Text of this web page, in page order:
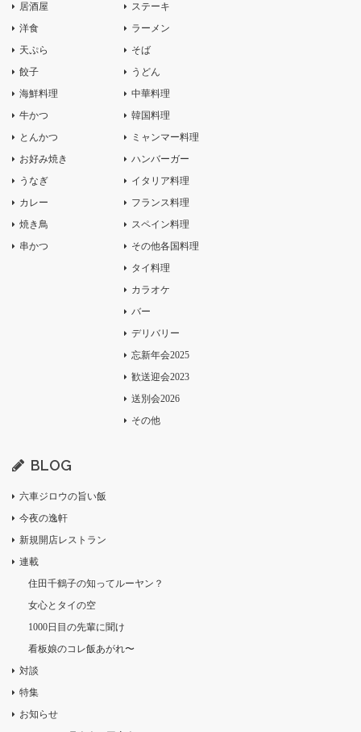
居酒屋
洋食
天ぷら
餃子
海鮮料理
牛かつ
とんかつ
お好み焼き
うなぎ
カレー
焼き鳥
串かつ
ステーキ
ラーメン
そば
うどん
中華料理
韓国料理
ミャンマー料理
ハンバーガー
イタリア料理
フランス料理
スペイン料理
その他各国料理
タイ料理
カラオケ
バー
デリバリー
忘新年会2025
歓送迎会2023
送別会2026
その他
BLOG
六車ジロウの旨い飯
今夜の逸軒
新規開店レストラン
連載
住田千鶴子の知ってルーヤン？
女心とタイの空
1000日目の先輩に聞け
看板娘のコレ飯あがれ〜
対談
特集
お知らせ